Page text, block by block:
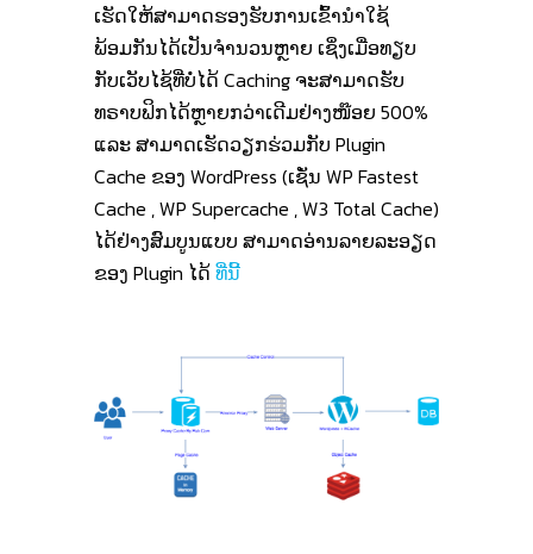
ເຮັດໃຫ້ສາມາດຮອງຮັບການເຂົ້ານໍາໃຊ້
ພ້ອມກັນໄດ້ເປັນຈໍານວນຫຼາຍ ເຊິ່ງເມື່ອທຽບ
ກັບເວັບໄຊ້ທີ່ບໍ່ໄດ້ Caching ຈະສາມາດຮັບ
ທຣາບຟິກໄດ້ຫຼາຍກວ່າເດີມຢ່າງໜ໊ອຍ 500%
ແລະ ສາມາດເຮັດວຽກຮ່ວມກັບ Plugin
Cache ຂອງ WordPress (ເຊັ່ນ WP Fastest
Cache , WP Supercache , W3 Total Cache)
ໄດ້ຢ່າງສົມບູນແບບ ສາມາດອ່ານລາຍລະອຽດ
ຂອງ Plugin ໄດ້ທີ່ນີ້